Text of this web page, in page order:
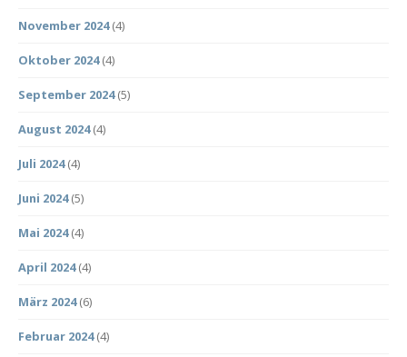
November 2024(4)
Oktober 2024(4)
September 2024(5)
August 2024(4)
Juli 2024(4)
Juni 2024(5)
Mai 2024(4)
April 2024(4)
März 2024(6)
Februar 2024(4)